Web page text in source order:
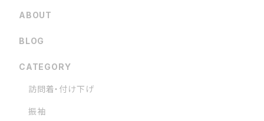
ABOUT
BLOG
CATEGORY
訪問着・付け下げ
振袖